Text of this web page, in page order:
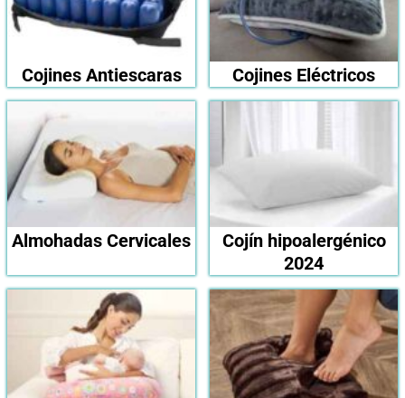
Cojines Antiescaras Cojines Eléctricos
Almohadas Cervicales
Cojín hipoalergénico
2024